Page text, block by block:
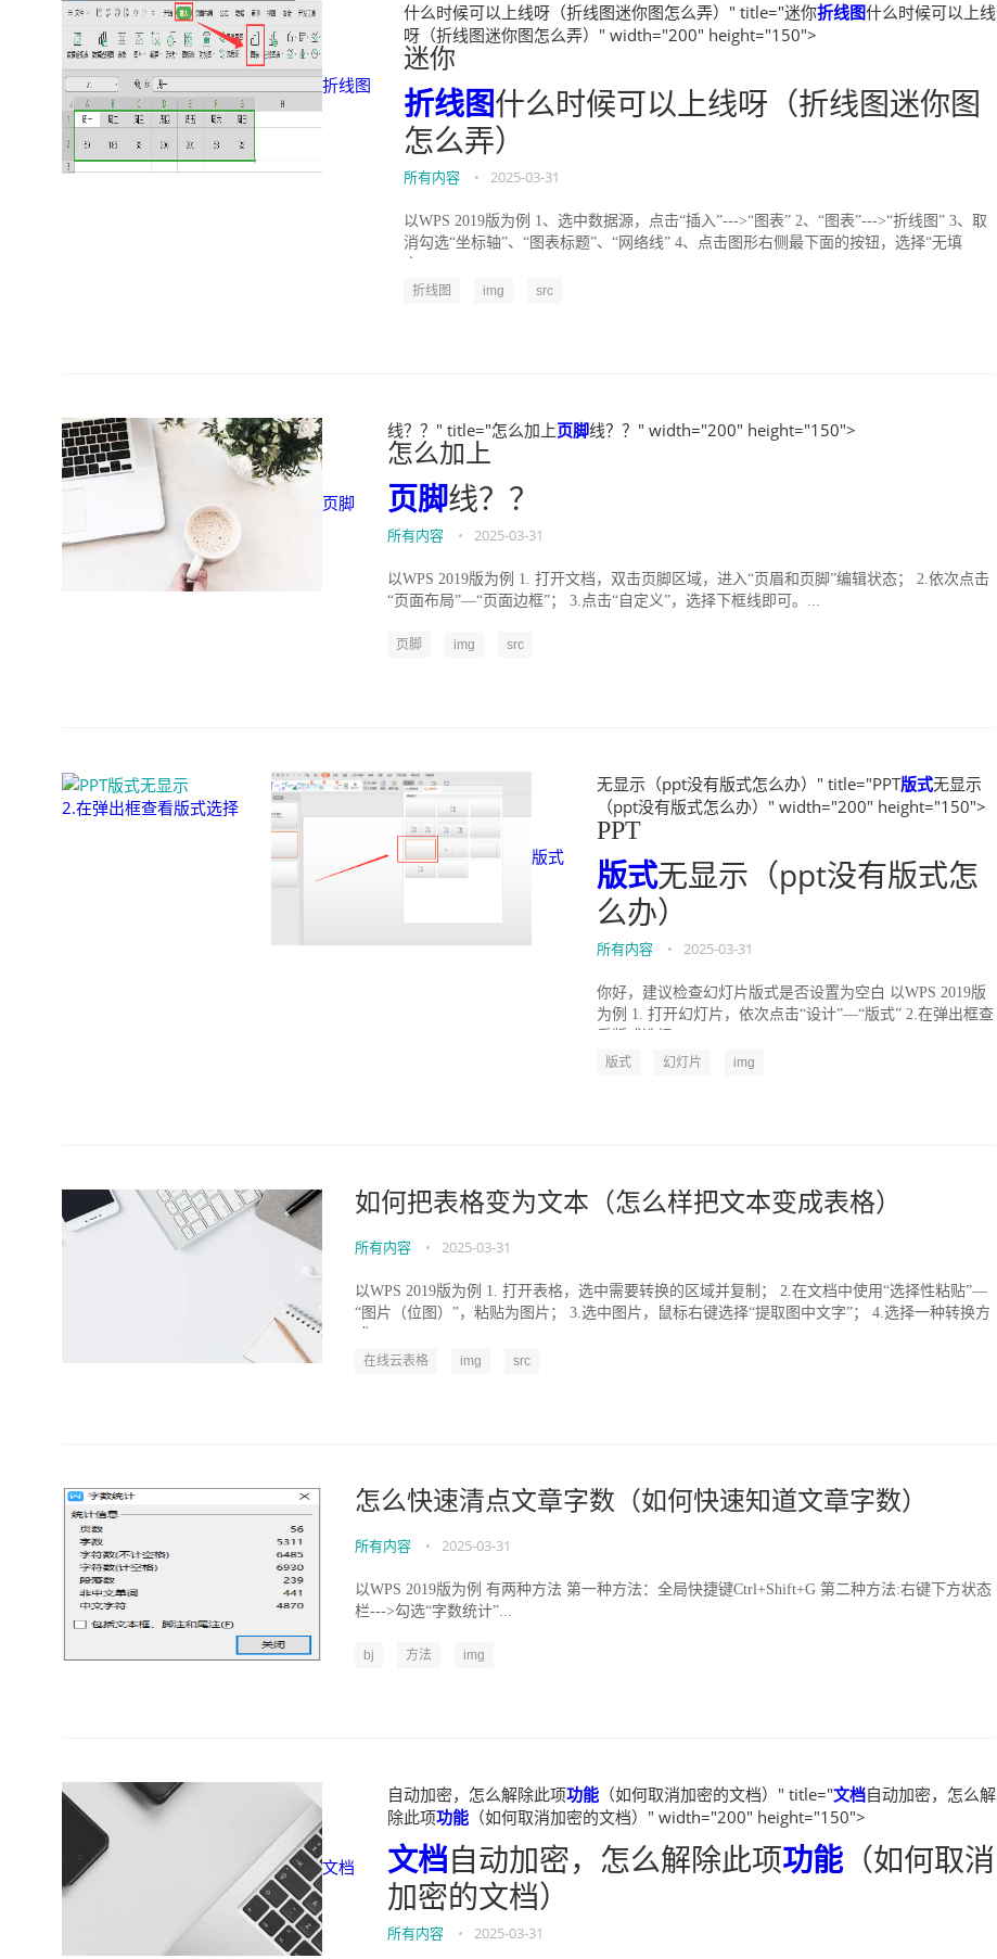
折线图
什么时候可以上线呀（折线图迷你图怎么弄）" title="迷你折线图什么时候可以上线
呀（折线图迷你图怎么弄）" width="200" height="150">
迷你
折线图什么时候可以上线呀（折线图迷你图
怎么弄）
所有内容 • 2025-03-31
以WPS 2019版为例 1、选中数据源，点击“插入”---˃“图表” 2、“图表”---˃“折线图” 3、取
消勾选“坐标轴”、“图表标题”、“网络线” 4、点击图形右侧最下面的按钮，选择“无填
折线图 img src
页脚
线？？" title="怎么加上页脚线？？" width="200" height="150">
怎么加上
页脚线？？
所有内容 • 2025-03-31
以WPS 2019版为例 1. 打开文档，双击页脚区域，进入“页眉和页脚”编辑状态； 2.依次点击
“页面布局”—“页面边框”； 3.点击“自定义”，选择下框线即可。...
页脚 img src
2.在弹出框查看版式选择
版式
无显示（ppt没有版式怎么办）" title="PPT版式无显示
（ppt没有版式怎么办）" width="200" height="150">
PPT
版式无显示（ppt没有版式怎
么办）
所有内容 • 2025-03-31
你好，建议检查幻灯片版式是否设置为空白 以WPS 2019版
为例 1. 打开幻灯片，依次点击“设计”—“版式” 2.在弹出框查
版式 幻灯片 img
如何把表格变为文本（怎么样把文本变成表格）
所有内容 • 2025-03-31
以WPS 2019版为例 1. 打开表格，选中需要转换的区域并复制； 2.在文档中使用“选择性粘贴”—
“图片（位图）”，粘贴为图片； 3.选中图片，鼠标右键选择“提取图中文字”； 4.选择一种转换方
在线云表格 img src
怎么快速清点文章字数（如何快速知道文章字数）
所有内容 • 2025-03-31
以WPS 2019版为例 有两种方法 第一种方法：全局快捷键Ctrl+Shift+G 第二种方法:右键下方状态
栏---˃勾选“字数统计”...
bj 方法 img
文档
自动加密，怎么解除此项功能 （如何取消加密的文档）" title="文档自动加密，怎么解
除此项功能 （如何取消加密的文档）" width="200" height="150">
文档自动加密，怎么解除此项功能（如何取消
加密的文档）
所有内容 • 2025-03-31